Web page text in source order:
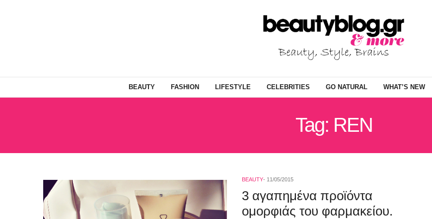
BEAUTY FASHION LIFESTYLE CELEBRITIES GO NATURAL WHAT’S NEW
Tag: REN
BEAUTY 11/05/2015
3 αγαπημένα προϊόντα
ομορφιάς του φαρμακείου.